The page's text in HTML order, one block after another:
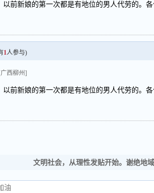
以前新娘的第一次都是有地位的男人代劳的。
1人参与)
[广西柳州]
以前新娘的第一次都是有地位的男人代劳的。
文明社会，从理性发贴开始。谢绝地